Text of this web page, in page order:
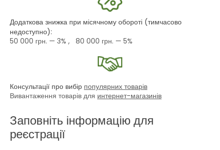
Додаткова знижка при місячному обороті (тимчасово
недоступно):
50 000 грн. — 3% , 80 000 грн. — 5%
Консультації про вибір популярних товарів
Вивантаження товарів для интернет-магазинів
Заповніть інформацію для
реєстрації